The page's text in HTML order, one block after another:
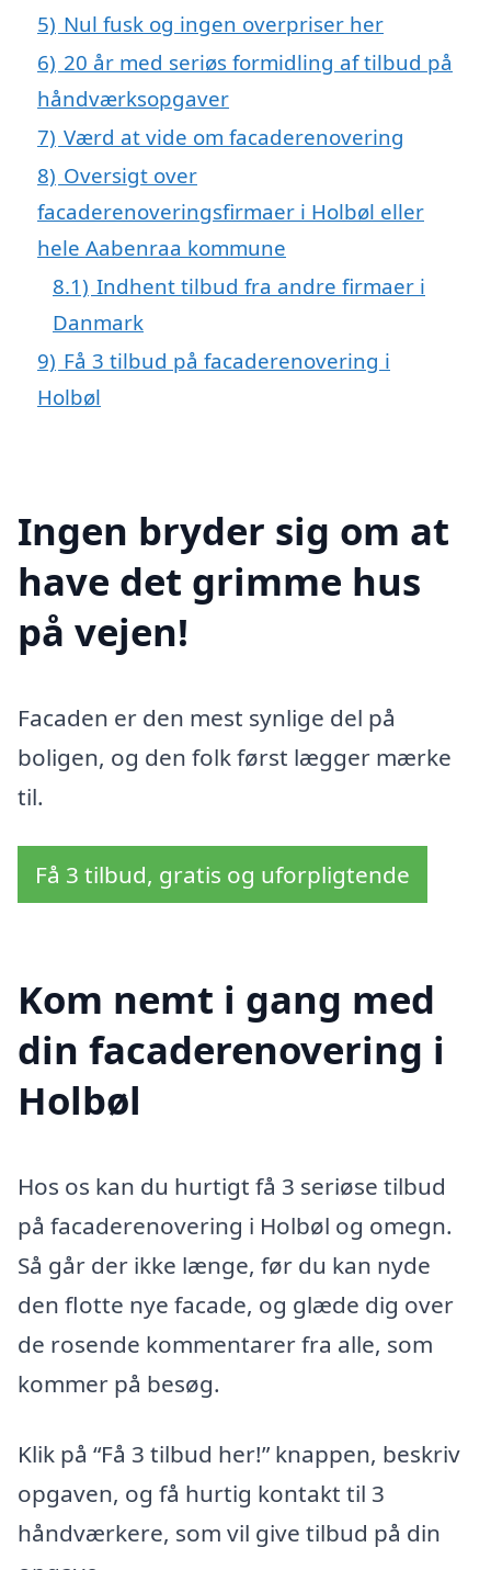
5) Nul fusk og ingen overpriser her
6) 20 år med seriøs formidling af tilbud på
håndværksopgaver
7) Værd at vide om facaderenovering
8) Oversigt over
facaderenoveringsfirmaer i Holbøl eller
hele Aabenraa kommune
8.1) Indhent tilbud fra andre firmaer i
Danmark
9) Få 3 tilbud på facaderenovering i
Holbøl
Ingen bryder sig om at
have det grimme hus
på vejen!
Facaden er den mest synlige del på
boligen, og den folk først lægger mærke
til.
Få 3 tilbud, gratis og uforpligtende
Kom nemt i gang med
din facaderenovering i
Holbøl
Hos os kan du hurtigt få 3 seriøse tilbud
på facaderenovering i Holbøl og omegn.
Så går der ikke længe, før du kan nyde
den flotte nye facade, og glæde dig over
de rosende kommentarer fra alle, som
kommer på besøg.
Klik på “Få 3 tilbud her!” knappen, beskriv
opgaven, og få hurtig kontakt til 3
håndværkere, som vil give tilbud på din